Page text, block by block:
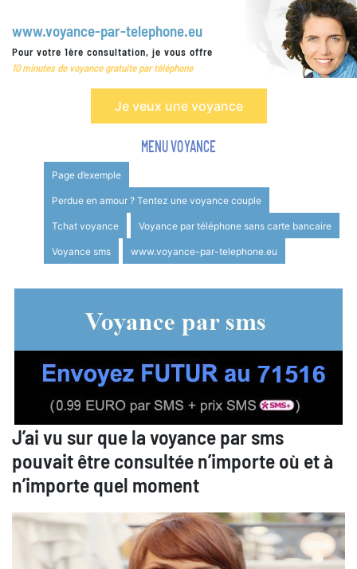
www.voyance-par-telephone.eu
Pour votre 1ère consultation, je vous offre
10 minutes de voyance gratuite par téléphone
Je veux une voyance
Page d’exemple
Perdue en amour ? Tentez une voyance couple
Tchat voyance Voyance par téléphone sans carte bancaire
Voyance sms www.voyance-par-telephone.eu
J’ai vu sur que la voyance par sms
pouvait être consultée n’importe où et à
n’importe quel moment